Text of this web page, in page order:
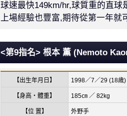
球速最快149km/hr,球質重的直
上場經驗也豐富,期待從第一年就
<第9指名> 根本 薫 (Nemoto
【出生年月日】 1998／7／29 (18歳)
【身高・體重】 185㎝ ／ 82kg
【位 置】 外野手